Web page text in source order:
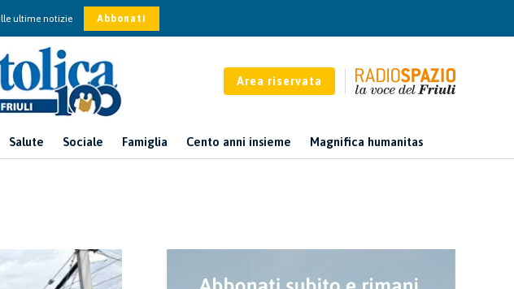
ultime notizie Abbonati
Area riservata
Salute Sociale Famiglia Cento anni insieme Magnifica humanitas